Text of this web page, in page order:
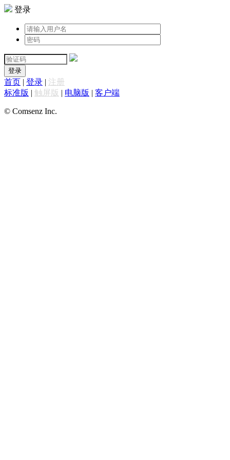
登录
登录
首页 | 登录 | 注册
标准版 | 触屏版 | 电脑版 | 客户端
© Comsenz Inc.